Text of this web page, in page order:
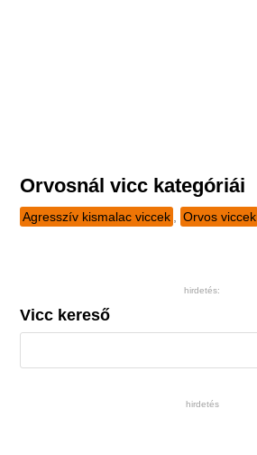
Orvosnál vicc kategóriái
Agresszív kismalac viccek Orvos viccek
hirdetés:
Vicc kereső
hirdetés